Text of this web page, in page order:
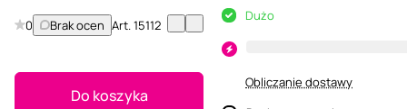
0 Brak ocen Art.15112
Do koszyka
Dużo
Obliczanie dostawy